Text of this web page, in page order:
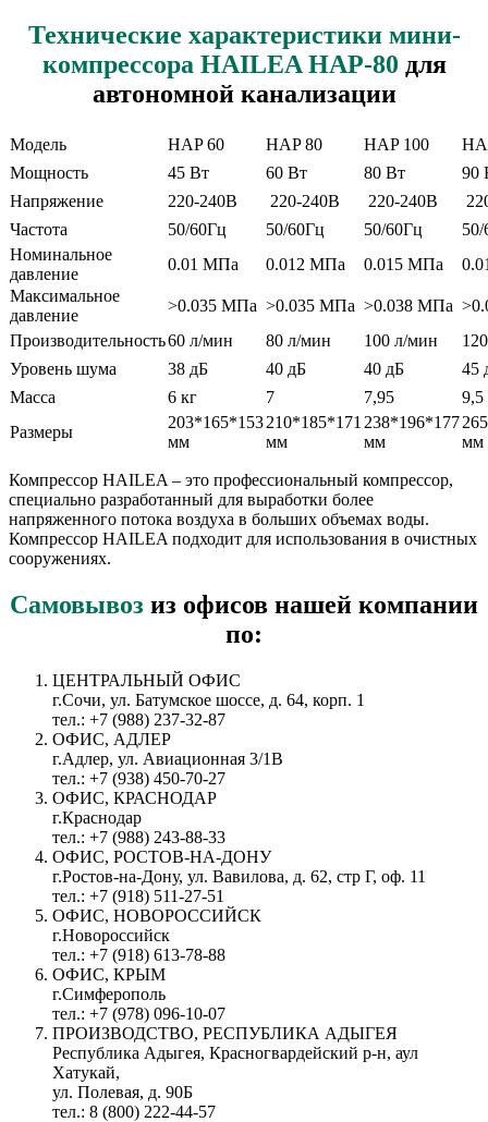
Технические характеристики мини-
компрессора HAILEA HAP-80 для
автономной канализации
Модель HAP 60 HAP 80 HAP 100
Мощность
45 Вт 60 Вт 80 Вт
90
Напряжение
220-240В 220-240В 220-240В
Частота
50/60Гц 50/60Гц 50/60Гц
Номинальное
давление
0.01 МПа 0.012 МПа 0.015 МПа
Максимальное
давление
>0.035 МПа >0.035 МПа >0.038 МПа
Производительность60 л/мин 80 л/мин 100 л/мин
Уровень шума
38 дБ 40 дБ 40 дБ
45
Масса
6 кг 7 7,95
9,5
Размеры
203*165*153
мм
210*185*171
мм
238*196*177
мм
мм
Компрессор HAILEA – это профессиональный компрессор,
специально разработанный для выработки более
напряженного потока воздуха в больших объемах воды.
Компрессор HAILEA подходит для использования в очистных
сооружениях.
Самовывоз из офисов нашей компании
по:
ЦЕНТРАЛЬНЫЙ ОФИС
г.Сочи, ул. Батумское шоссе, д. 64, корп. 1
тел.: +7 (988) 237-32-87
ОФИС, АДЛЕР
г.Адлер, ул. Авиационная 3/1В
тел.: +7 (938) 450-70-27
ОФИС, КРАСНОДАР
г.Краснодар
тел.: +7 (988) 243-88-33
ОФИС, РОСТОВ-НА-ДОНУ
г.Ростов-на-Дону, ул. Вавилова, д. 62, стр Г, оф. 11
тел.: +7 (918) 511-27-51
ОФИС, НОВОРОССИЙСК
г.Новороссийск
тел.: +7 (918) 613-78-88
ОФИС, КРЫМ
г.Симферополь
тел.: +7 (978) 096-10-07
ПРОИЗВОДСТВО, РЕСПУБЛИКА АДЫГЕЯ
Республика Адыгея, Красногвардейский р-н, аул
Хатукай,
ул. Полевая, д. 90Б
тел.: 8 (800) 222-44-57